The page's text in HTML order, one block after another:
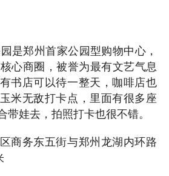
是郑州首家公园型购物中心，
心商圈，被誉为最有文艺气息
书店可以待一整天，咖啡店也
米无敌打卡点，里面有很多座
娃去，拍照打卡也很不错。
商务东五街与郑州龙湖内环路